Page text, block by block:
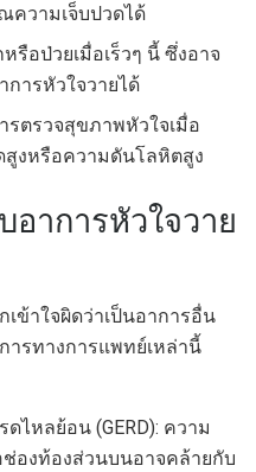
วามเจ็บปวดได้
อป่วยเมื่อเร็วๆ นี้ ซึ่งอาจ
การหัวใจวายได้
ตรวจสุขภาพหัวใจเมื่อ
สูงหรือความดันโลหิตสูง
าการหัวใจวาย
ข้าใจผิดว่าเป็นอาการอื่น
ารทางการแพทย์เหล่านี้
ไหลย้อน (GERD): ความ
องท้องส่วนบนอาจคล้ายกับ